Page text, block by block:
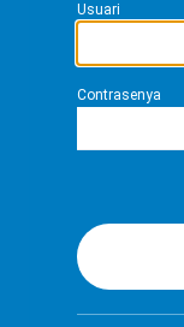
Usuari
Contrasenya